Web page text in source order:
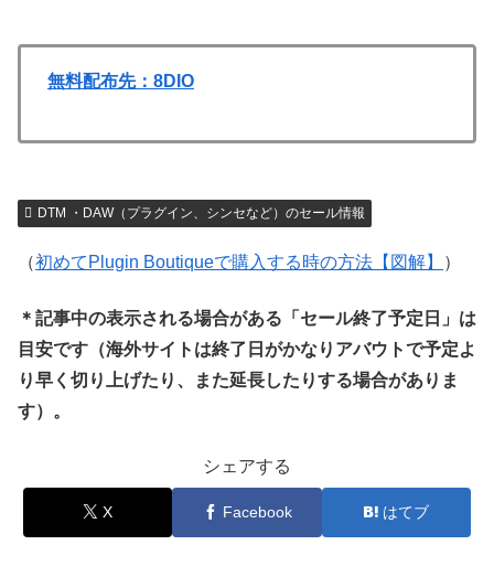
無料配布先：8DIO
DTM ・DAW（プラグイン、シンセなど）のセール情報
（初めてPlugin Boutiqueで購入する時の方法【図解】 ）
＊記事中の表示される場合がある「セール終了予定日」は
目安です（海外サイトは終了日がかなりアバウトで予定よ
り早く切り上げたり、また延長したりする場合がありま
す）。
シェアする
X Facebook はてブ